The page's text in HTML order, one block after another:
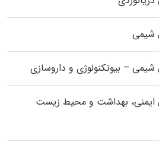
شیمی
– بیوتکنولوژی و داروسازی
ایمنی، بهداشت و محیط زیست